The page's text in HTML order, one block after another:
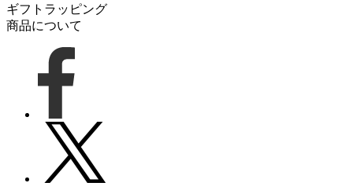
ギフトラッピング
商品について